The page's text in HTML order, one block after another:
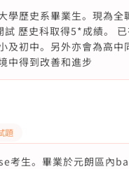
學歷史系畢業生。現為
歷史科取得5*成績。
及初中。另外亦會為高
中得到改善和進步
題
考生。畢業於元朗區內